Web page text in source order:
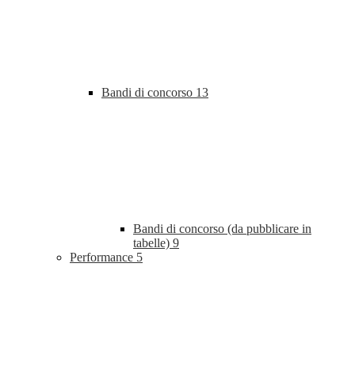
Bandi di concorso 13
Bandi di concorso (da pubblicare in
tabelle) 9
Performance 5